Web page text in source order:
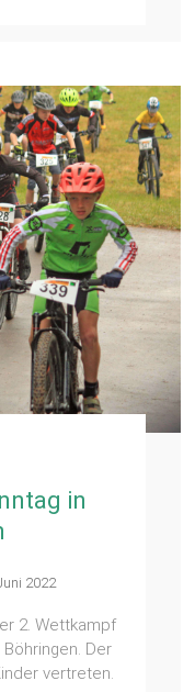
in
2022
2. Wettkampf
Böhringen. Der
vertreten.